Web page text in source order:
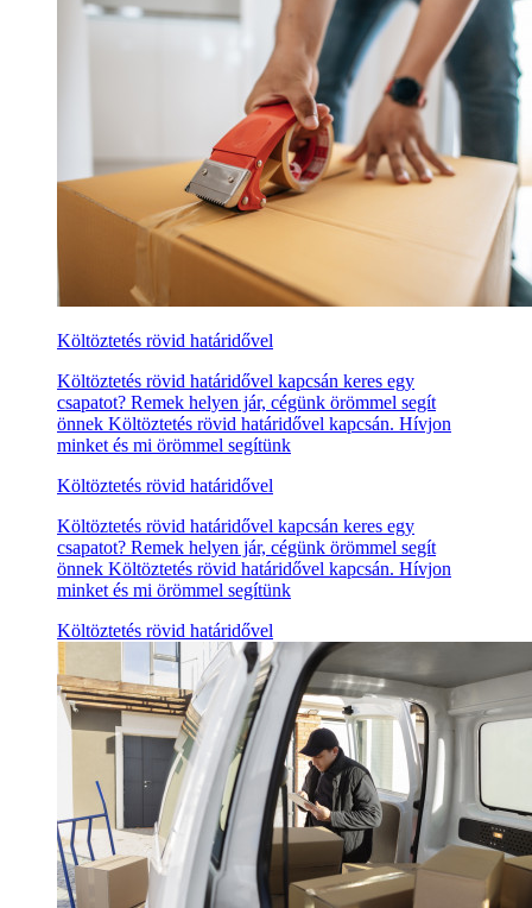
Költöztetés rövid határidővel
Költöztetés rövid határidővel kapcsán keres egy
csapatot? Remek helyen jár, cégünk örömmel segít
önnek Költöztetés rövid határidővel kapcsán. Hívjon
minket és mi örömmel segítünk
Költöztetés rövid határidővel
Költöztetés rövid határidővel kapcsán keres egy
csapatot? Remek helyen jár, cégünk örömmel segít
önnek Költöztetés rövid határidővel kapcsán. Hívjon
minket és mi örömmel segítünk
Költöztetés rövid határidővel